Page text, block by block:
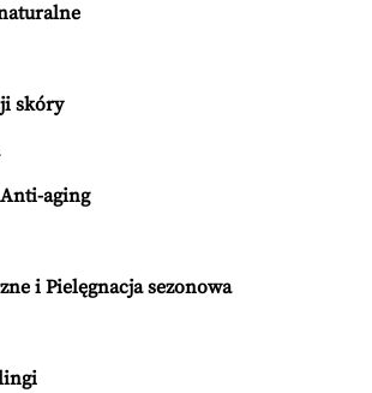
skóry
aging
i Pielęgnacja sezonowa